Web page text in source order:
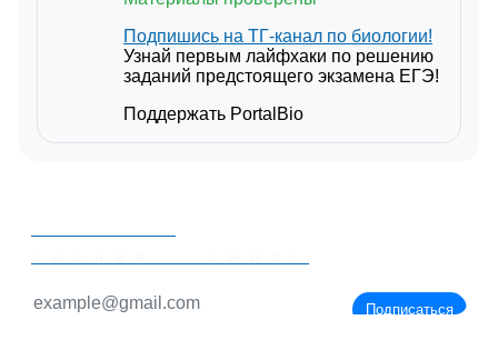
Подпишись на ТГ-канал по биологии!
Узнай первым лайфхаки по решению
заданий предстоящего экзамена ЕГЭ!
Поддержать PortalBio
Подписаться